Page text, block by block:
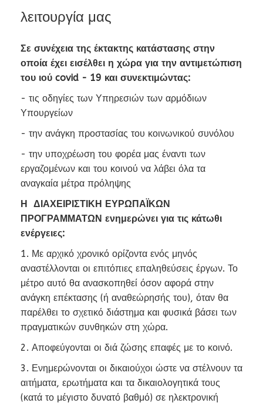
λειτουργία μας
Σε συνέχεια της έκτακτης κατάστασης στην
οποία έχει εισέλθει η χώρα για την αντιμετώπιση
του ιού covid - 19 και συνεκτιμώντας:
- τις οδηγίες των Υπηρεσιών των αρμόδιων
Υπουργείων
- την ανάγκη προστασίας του κοινωνικού συνόλου
- την υποχρέωση του φορέα μας έναντι των
εργαζομένων και του κοινού να λάβει όλα τα
αναγκαία μέτρα πρόληψης
Η ΔΙΑΧΕΙΡΙΣΤΙΚΗ ΕΥΡΩΠΑΪΚΩΝ
ΠΡΟΓΡΑΜΜΑΤΩΝ ενημερώνει για τις κάτωθι
ενέργειες:
1. Με αρχικό χρονικό ορίζοντα ενός μηνός
αναστέλλονται οι επιτόπιες επαληθεύσεις έργων. Το
μέτρο αυτό θα ανασκοπηθεί όσον αφορά στην
ανάγκη επέκτασης (ή αναθεώρησής του), όταν θα
παρέλθει το σχετικό διάστημα και φυσικά βάσει των
πραγματικών συνθηκών στη χώρα.
2. Αποφεύγονται οι διά ζώσης επαφές με το κοινό.
3. Ενημερώνονται οι δικαιούχοι ώστε να στέλνουν τα
αιτήματα, ερωτήματα και τα δικαιολογητικά τους
(κατά το μέγιστο δυνατό βαθμό) σε ηλεκτρονική